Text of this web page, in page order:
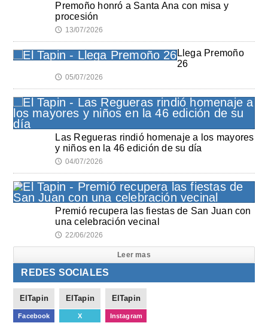
Premoño honró a Santa Ana con misa y
procesión
🕔 13/07/2026
Llega Premoño
26
🕔 05/07/2026
Las Regueras rindió homenaje a los mayores
y niños en la 46 edición de su día
🕔 04/07/2026
Premió recupera las fiestas de San Juan con
una celebración vecinal
🕔 22/06/2026
Leer mas
REDES SOCIALES
ElTapin
Facebook
ElTapin
X
ElTapin
Instagram